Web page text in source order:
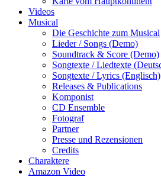
Videos
Musical
Die Geschichte zum Musical
Lieder / Songs (Demo)
Soundtrack & Score (Demo)
Songtexte / Liedtexte
Songtexte / Lyrics (Englisch)
Releases & Publications
Komponist
CD Ensemble
Fotograf
Partner
Presse und Rezensionen
Credits
Charaktere
Amazon Video